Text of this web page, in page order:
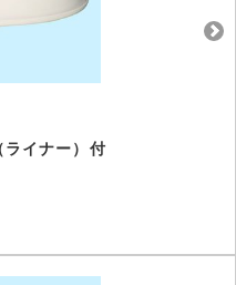
イナー）付